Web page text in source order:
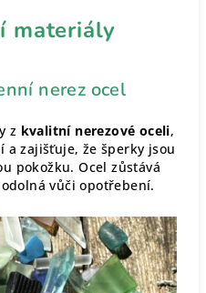
materiály
nerez ocel
z kvalitní nerezové oceli,
a zajišťuje, že šperky jsou
pokožku. Ocel zůstává
vůči opotřebení.